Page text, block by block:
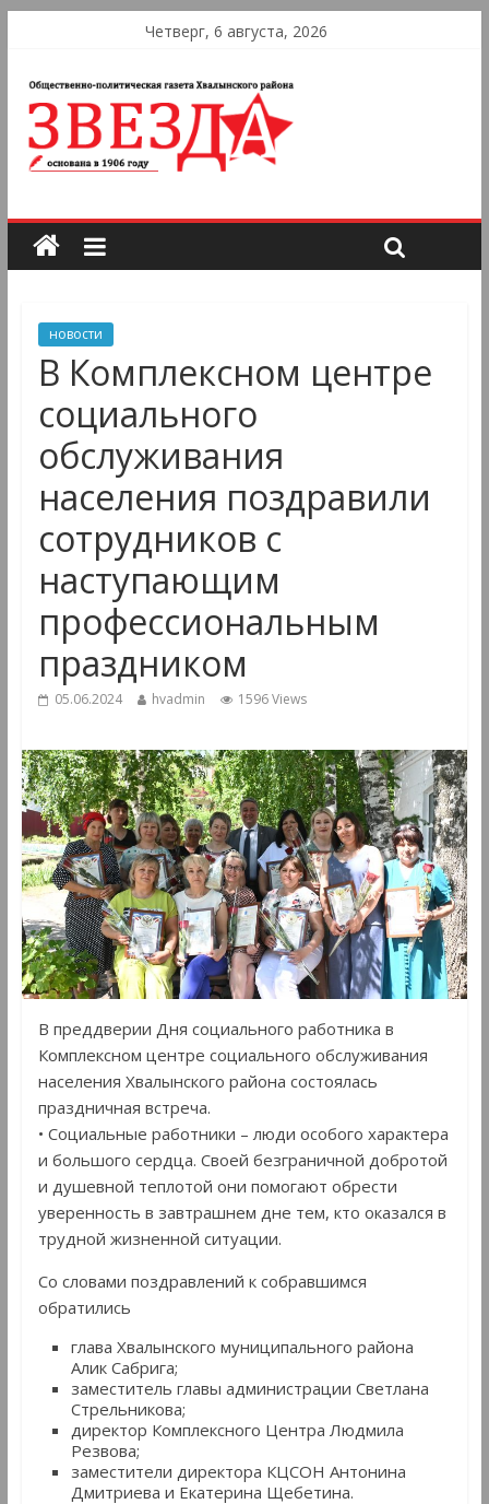
Четверг, 6 августа, 2026
новости
В Комплексном центре
социального
обслуживания
населения поздравили
сотрудников с
наступающим
профессиональным
праздником
05.06.2024 hvadmin 1596 Views
В преддверии Дня социального работника в
Комплексном центре социального обслуживания
населения Хвалынского района состоялась
праздничная встреча.
• Социальные работники – люди особого характера
и большого сердца. Своей безграничной добротой
и душевной теплотой они помогают обрести
уверенность в завтрашнем дне тем, кто оказался в
трудной жизненной ситуации.
Со словами поздравлений к собравшимся
обратились
глава Хвалынского муниципального района
Алик Сабрига;
заместитель главы администрации Светлана
Стрельникова;
директор Комплексного Центра Людмила
Резвова;
заместители директора КЦСОН Антонина
Дмитриева и Екатерина Щебетина.